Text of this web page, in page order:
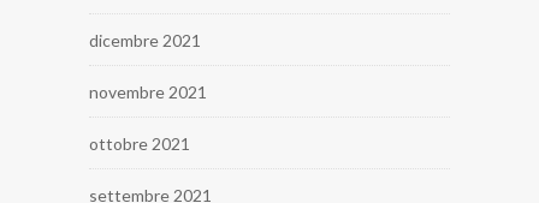
dicembre 2021
novembre 2021
ottobre 2021
settembre 2021